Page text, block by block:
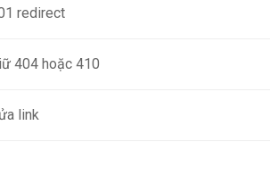
redirect
404 hoặc 410
link